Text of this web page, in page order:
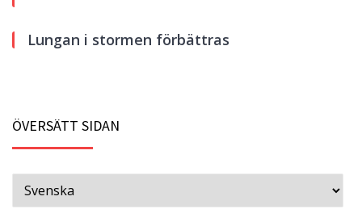
Lungan i stormen förbättras
ÖVERSÄTT SIDAN